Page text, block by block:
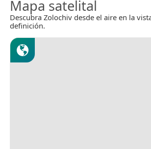
Mapa satelital
Descubra Zolochiv desde el aire en la
definición.